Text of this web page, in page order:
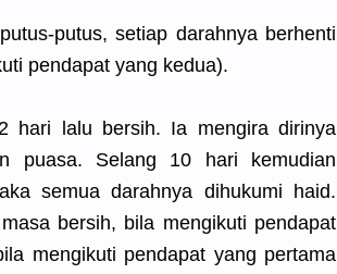
putus, setiap darahnya berhenti
pendapat yang kedua).
hari lalu bersih. Ia mengira dirinya
puasa. Selang 10 hari kemudian
semua darahnya dihukumi haid.
bersih, bila mengikuti pendapat
mengikuti pendapat yang pertama